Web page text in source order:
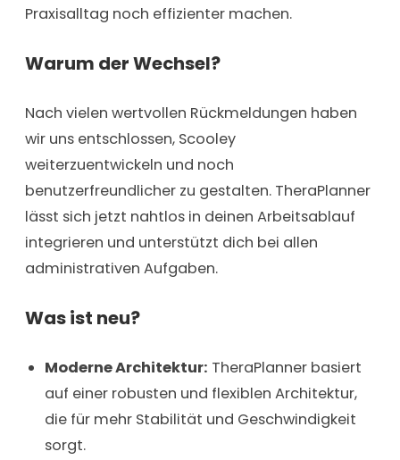
Praxisalltag noch effizienter machen.
Warum der Wechsel?
Nach vielen wertvollen Rückmeldungen haben
wir uns entschlossen, Scooley
weiterzuentwickeln und noch
benutzerfreundlicher zu gestalten. TheraPlanner
lässt sich jetzt nahtlos in deinen Arbeitsablauf
integrieren und unterstützt dich bei allen
administrativen Aufgaben.
Was ist neu?
Moderne Architektur: TheraPlanner basiert
auf einer robusten und flexiblen Architektur,
die für mehr Stabilität und Geschwindigkeit
sorgt.